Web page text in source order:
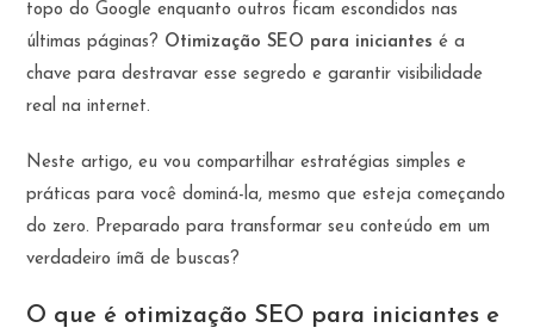
topo do Google enquanto outros ficam escondidos nas
últimas páginas? Otimização SEO para iniciantes é a
chave para destravar esse segredo e garantir visibilidade
real na internet.
Neste artigo, eu vou compartilhar estratégias simples e
práticas para você dominá-la, mesmo que esteja começando
do zero. Preparado para transformar seu conteúdo em um
verdadeiro ímã de buscas?
O que é otimização SEO para iniciantes e